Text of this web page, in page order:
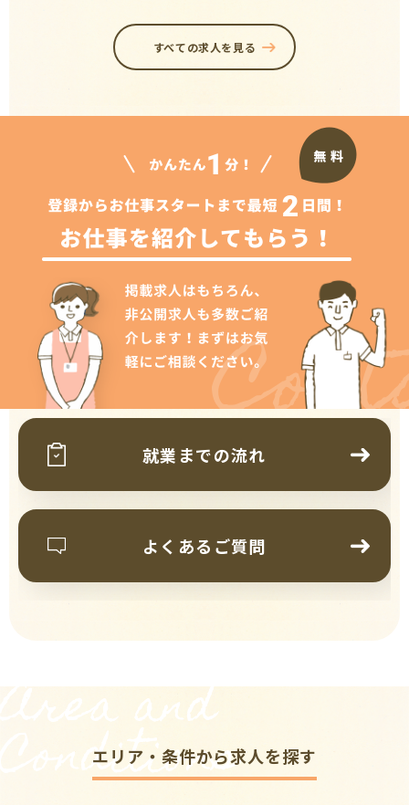
すべての求人を見る
就業までの流れ
よくあるご質問
Area and
Conditions
エリア・条件から求人を探す